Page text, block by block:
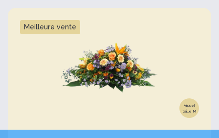
Meilleure vente
Visuel
taille M